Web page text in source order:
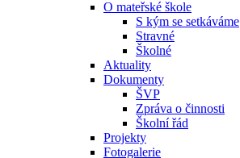
O mateřské škole
S kým se setkáváme
Stravné
Školné
Aktuality
Dokumenty
ŠVP
Zpráva o činnosti
Školní řád
Projekty
Fotogalerie